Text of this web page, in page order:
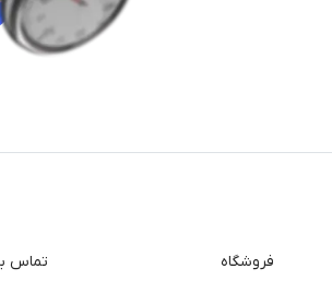
فروشگاه تماس